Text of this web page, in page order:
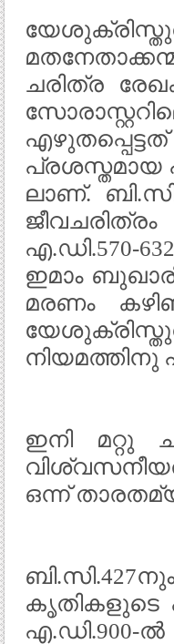
ചരിത്ര
പ്രശസ്തമായ
ലാണ്.
എ.ഡി.570-
ഇമാം
മരണം
ഇനി മറ്റു
ഒന്ന്
കൃതികളുടെ
എ.ഡി.900-